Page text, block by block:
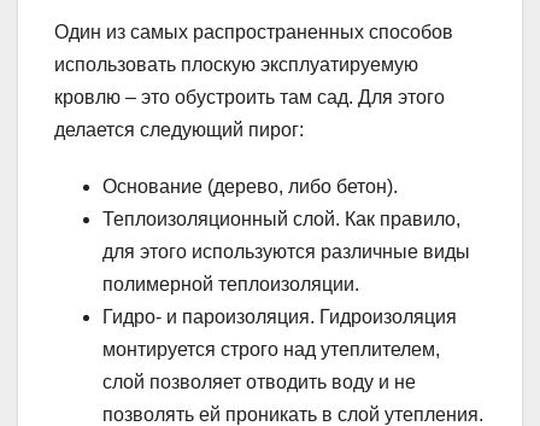
Один из самых распространенных способов
использовать плоскую эксплуатируемую
кровлю – это обустроить там сад. Для этого
делается следующий пирог:
Основание (дерево, либо бетон).
Теплоизоляционный слой. Как правило,
для этого используются различные виды
полимерной теплоизоляции.
Гидро- и пароизоляция. Гидроизоляция
монтируется строго над утеплителем,
слой позволяет отводить воду и не
позволять ей проникать в слой утепления.